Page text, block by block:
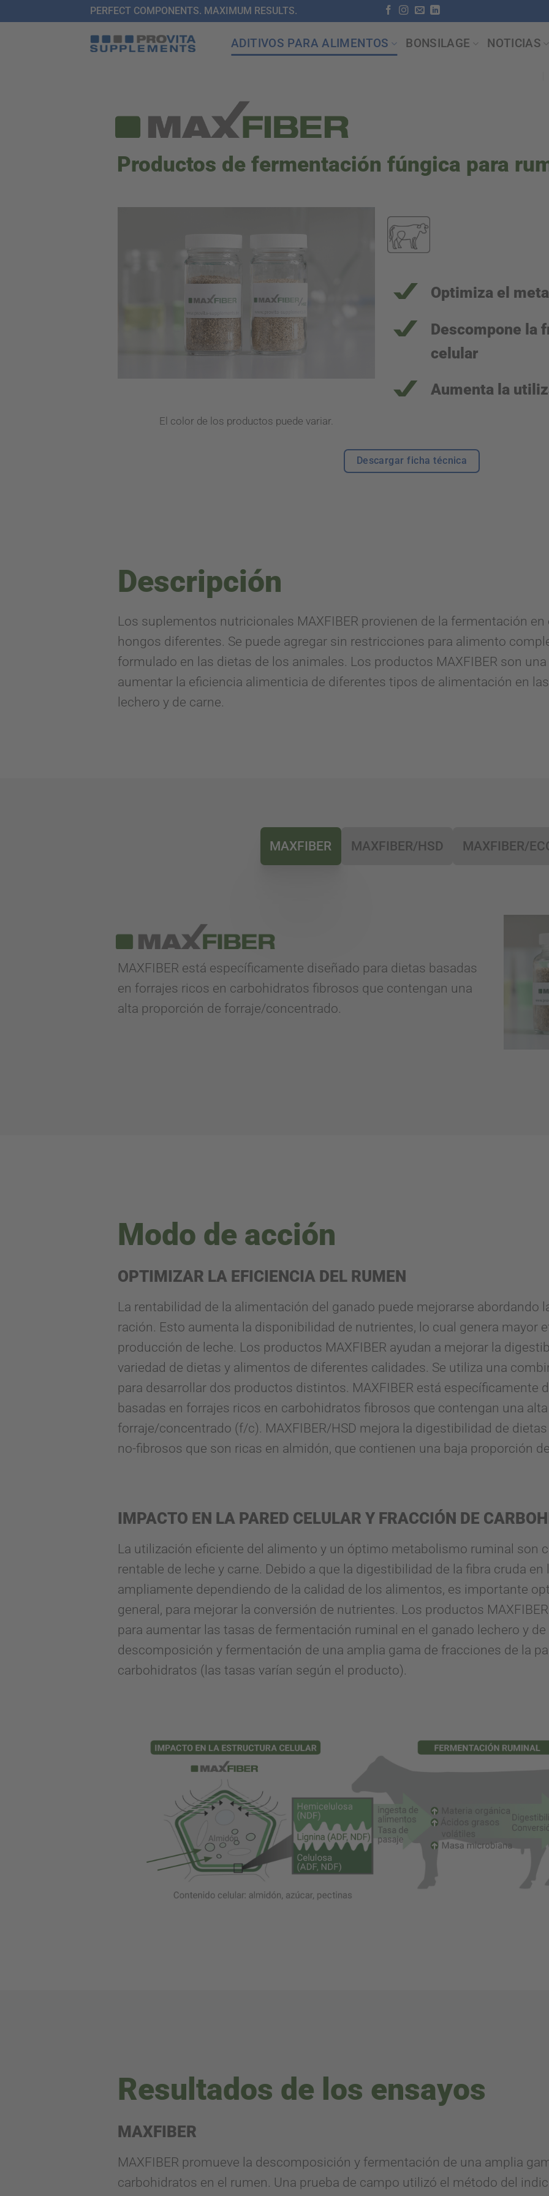
PERFECT COMPONENTS. MAXIMUM RESULTS.
ADITIVOS PARA ALIMENTOS BONSILAGE NOTICIAS
Productos de fermentación fúngica para
El color de los productos puede variar.
Optimiza el
Descompone la
celular
Aumenta la
Descargar ficha técnica
Descripción
Los suplementos nutricionales MAXFIBER provienen de la fermentación
hongos diferentes. Se puede agregar sin restricciones para alimento
formulado en las dietas de los animales. Los productos MAXFIBER son
aumentar la eficiencia alimenticia de diferentes tipos de alimentación en
lechero y de carne.
MAXFIBER MAXFIBER/HSD MAXFIBER/
MAXFIBER está específicamente diseñado para dietas basadas
en forrajes ricos en carbohidratos fibrosos que contengan una
alta proporción de forraje/concentrado.
Modo de acción
OPTIMIZAR LA EFICIENCIA DEL RUMEN
La rentabilidad de la alimentación del ganado puede mejorarse abordando
ración. Esto aumenta la disponibilidad de nutrientes, lo cual genera mayor
producción de leche. Los productos MAXFIBER ayudan a mejorar la
variedad de dietas y alimentos de diferentes calidades. Se utiliza una
para desarrollar dos productos distintos. MAXFIBER está específicamente
basadas en forrajes ricos en carbohidratos fibrosos que contengan una
forraje/concentrado (f/c). MAXFIBER/HSD mejora la digestibilidad de
no-fibrosos que son ricas en almidón, que contienen una baja proporción
IMPACTO EN LA PARED CELULAR Y FRACCIÓN DE
La utilización eficiente del alimento y un óptimo metabolismo ruminal son
rentable de leche y carne. Debido a que la digestibilidad de la fibra cruda
ampliamente dependiendo de la calidad de los alimentos, es importante
general, para mejorar la conversión de nutrientes. Los productos
para aumentar las tasas de fermentación ruminal en el ganado lechero y
descomposición y fermentación de una amplia gama de fracciones de la
carbohidratos (las tasas varían según el producto).
Resultados de los ensayos
MAXFIBER
MAXFIBER promueve la descomposición y fermentación de una amplia
carbohidratos en el rumen. Una prueba de campo utilizó el método del